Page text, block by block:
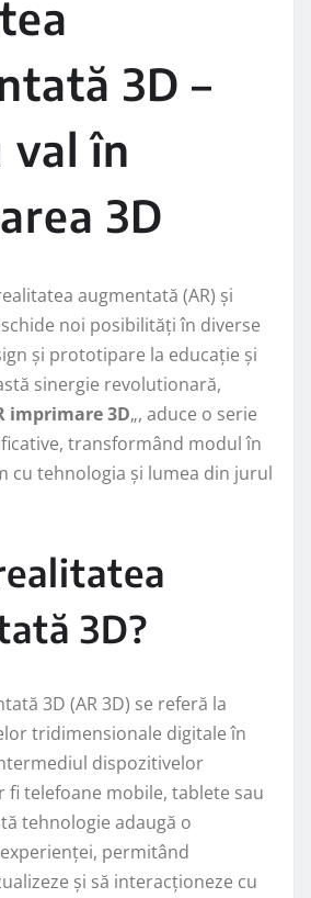
3D –
val în
3D
augmentată (AR) și
noi posibilități în diverse
și prototipare la educație și
sinergie revolutionară,
imprimare 3D„, aduce o serie
transformând modul în
cu tehnologia și lumea din jurul
3D?
3D (AR 3D) se referă la
tridimensionale digitale în
dispozitivelor
fi telefoane mobile, tablete sau
tehnologie adaugă o
permitând
și să interacționeze cu